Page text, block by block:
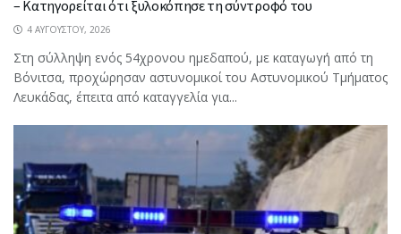
– Κατηγορείται ότι ξυλοκόπησε τη σύντροφό του
4 ΑΥΓΟΎΣΤΟΥ, 2026
Στη σύλληψη ενός 54χρονου ημεδαπού, με καταγωγή από τη
Βόνιτσα, προχώρησαν αστυνομικοί του Αστυνομικού Τμήματος
Λευκάδας, έπειτα από καταγγελία για...